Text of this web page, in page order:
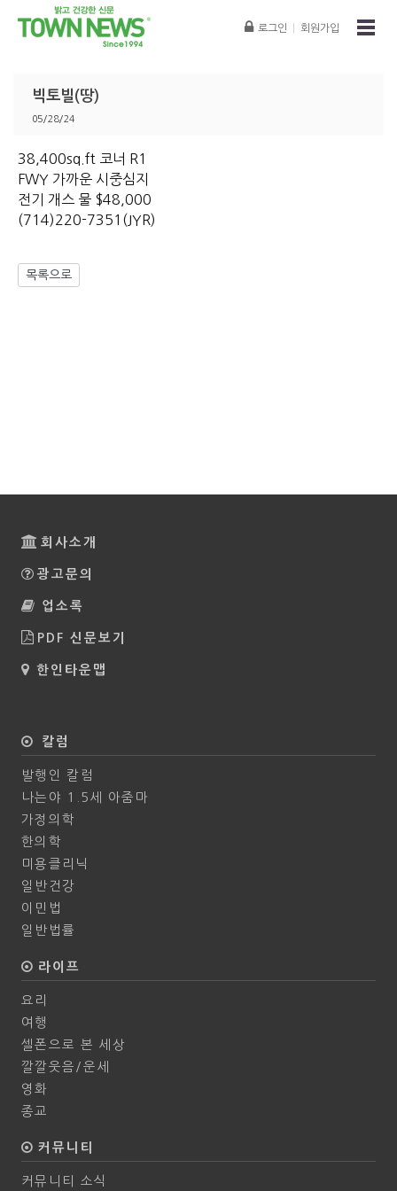
로그인 회원가입
빅토빌(땅)
05/28/24
38,400sq.ft 코너 R1
FWY 가까운 시중심지
전기 개스 물 $48,000
(714)220-7351(JYR)
목록으로
회사소개
광고문의
업소록
PDF 신문보기
한인타운맵
칼럼
발행인 칼럼
나는야 1.5세 아줌마
가정의학
한의학
미용클리닉
일반건강
이민법
일반법률
라이프
요리
여행
셀폰으로 본 세상
깔깔웃음/운세
영화
종교
커뮤니티
커뮤니티 소식